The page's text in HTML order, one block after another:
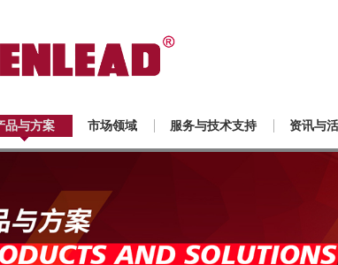
品与方案 市场领域 服务与技术支持 资讯与